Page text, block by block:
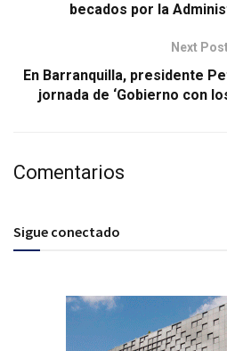
becados por la
Next
En Barranquilla, presidente
jornada de ‘Gobierno con
Comentarios
Sigue conectado